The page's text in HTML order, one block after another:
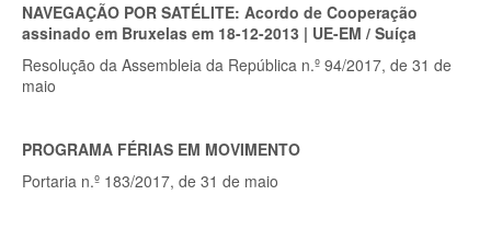
NAVEGAÇÃO POR SATÉLITE: Acordo de Cooperação
assinado em Bruxelas em 18-12-2013 | UE-EM / Suíça
Resolução da Assembleia da República n.º 94/2017, de 31 de
maio
PROGRAMA FÉRIAS EM MOVIMENTO
Portaria n.º 183/2017, de 31 de maio